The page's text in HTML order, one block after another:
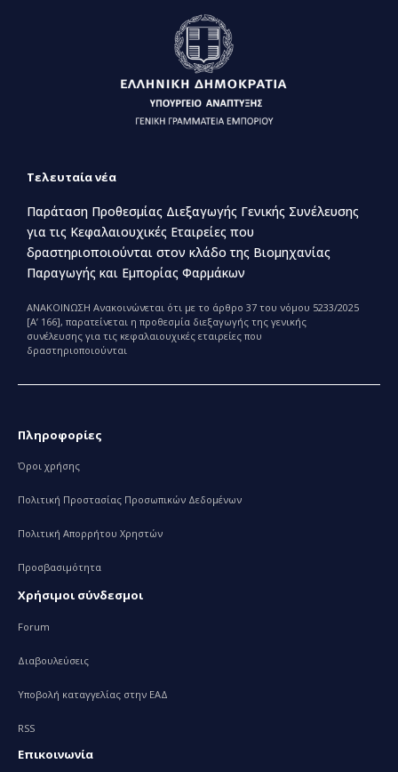
Τελευταία νέα
Παράταση Προθεσμίας Διεξαγωγής Γενικής Συνέλευσης
για τις Κεφαλαιουχικές Εταιρείες που
δραστηριοποιούνται στον κλάδο της Βιομηχανίας
Παραγωγής και Εμπορίας Φαρμάκων
ΑΝΑΚΟΙΝΩΣΗ Ανακοινώνεται ότι με το άρθρο 37 του νόμου 5233/2025
[Α’ 166], παρατείνεται η προθεσμία διεξαγωγής της γενικής
συνέλευσης για τις κεφαλαιουχικές εταιρείες που
δραστηριοποιούνται
Πληροφορίες
Όροι χρήσης
Πολιτική Προστασίας Προσωπικών Δεδομένων
Πολιτική Απορρήτου Χρηστών
Προσβασιμότητα
Χρήσιμοι σύνδεσμοι
Forum
Διαβουλεύσεις
Υποβολή καταγγελίας στην ΕΑΔ
RSS
Επικοινωνία